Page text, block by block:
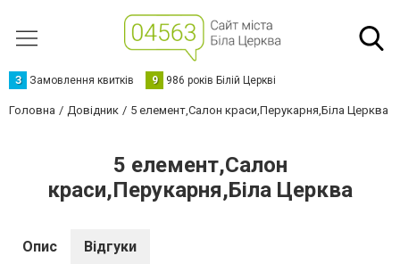
З Замовлення квитків 9 986 років Білій Церкві
Головна Довідник 5 елемент,Салон краси,Перукарня,Біла Церква
5 елемент,Салон
краси,Перукарня,Біла Церква
Опис Відгуки